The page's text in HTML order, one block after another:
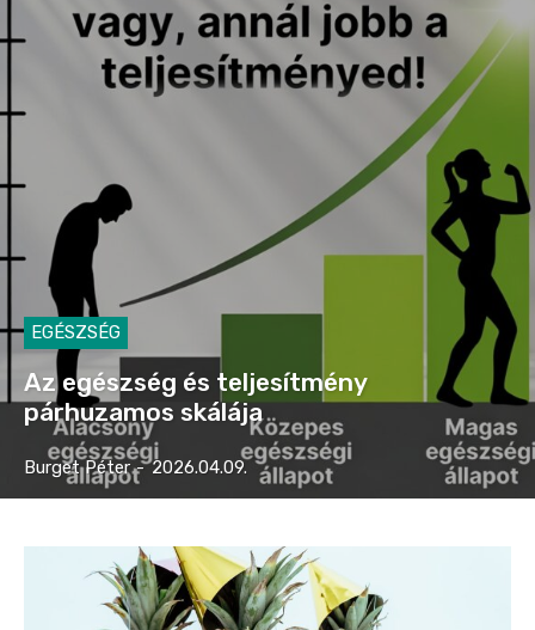
EGÉSZSÉG
Az egészség és teljesítmény
párhuzamos skálája
Burget Péter - 2026.04.09.